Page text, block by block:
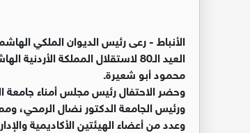
الأنباط -رعى رئيس الديوان الملكي
العيد الـ80 لاستقلال المملكة
محمود أبو شعيرة.
وحضر الاحتفال رئيس مجلس أمناء جامعة
ورئيس الجامعة الدكتور نضال الرمحي،
وعدد من أعضاء الهيئتين الأكاديمية